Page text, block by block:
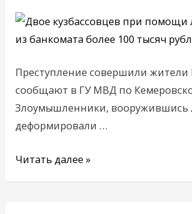
Преступление совершили жители
сообщают в ГУ МВД по
Злоумышленники, вооружившись
деформировали …
из
банкомата
более
тысяч
рублей
Читать далее »